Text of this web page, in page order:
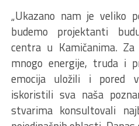
„Ukazano nam je veliko
budemo projektanti
centra u Kamičanima.
mnogo energije, truda i
emocija uložili i pored
iskoristili sva naša
stvarima konsultovali